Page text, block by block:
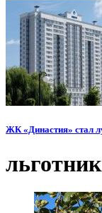
ЖК «Династия» стал